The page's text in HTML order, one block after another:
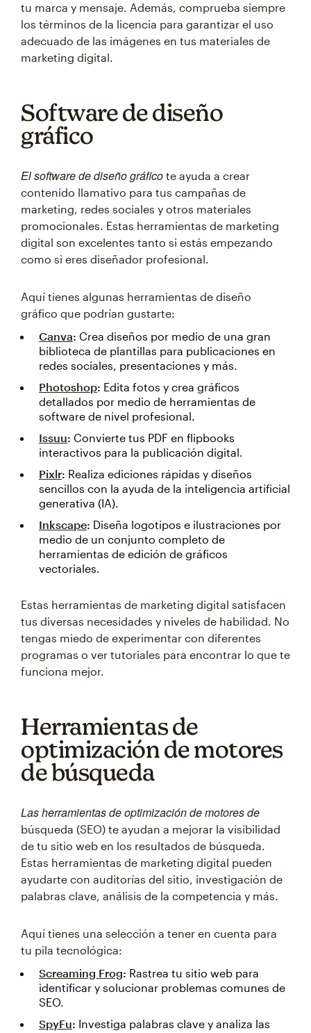
tu marca y mensaje. Además, comprueba siempre
los términos de la licencia para garantizar el uso
adecuado de las imágenes en tus materiales de
marketing digital.
Software de diseño
gráfico
El software de diseño gráfico te ayuda a crear
contenido llamativo para tus campañas de
marketing, redes sociales y otros materiales
promocionales. Estas herramientas de marketing
digital son excelentes tanto si estás empezando
como si eres diseñador profesional.
Aquí tienes algunas herramientas de diseño
gráfico que podrían gustarte:
Canva: Crea diseños por medio de una gran
biblioteca de plantillas para publicaciones en
redes sociales, presentaciones y más.
Photoshop: Edita fotos y crea gráficos
detallados por medio de herramientas de
software de nivel profesional.
Issuu: Convierte tus PDF en flipbooks
interactivos para la publicación digital.
Pixlr: Realiza ediciones rápidas y diseños
sencillos con la ayuda de la inteligencia artificial
generativa (IA).
Inkscape: Diseña logotipos e ilustraciones por
medio de un conjunto completo de
herramientas de edición de gráficos
vectoriales.
Estas herramientas de marketing digital satisfacen
tus diversas necesidades y niveles de habilidad. No
tengas miedo de experimentar con diferentes
programas o ver tutoriales para encontrar lo que te
funciona mejor.
Herramientas de
optimización de motores
de búsqueda
Las herramientas de optimización de motores de
búsqueda (SEO) te ayudan a mejorar la visibilidad
de tu sitio web en los resultados de búsqueda.
Estas herramientas de marketing digital pueden
ayudarte con auditorías del sitio, investigación de
palabras clave, análisis de la competencia y más.
Aquí tienes una selección a tener en cuenta para
tu pila tecnológica:
Screaming Frog: Rastrea tu sitio web para
identificar y solucionar problemas comunes de
SEO.
SpyFu: Investiga palabras clave y analiza las